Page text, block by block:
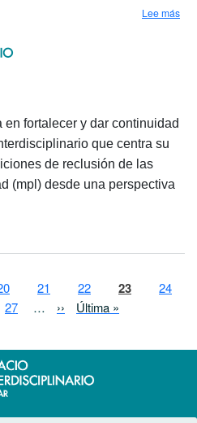
Lee más
en fortalecer y dar continuidad
que centra su
de reclusión de las
(mpl) desde una perspectiva
Page
21 Page
22 Página actual
23 Page
24
Page
27 … Siguiente página
›› Última página
Última »